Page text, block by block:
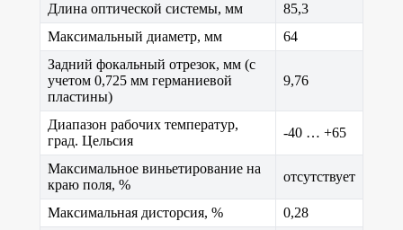
Длина оптической системы, мм
85,3
Максимальный диаметр, мм
64
Задний фокальный отрезок, мм (с
учетом 0,725 мм германиевой
пластины)
9,76
Диапазон рабочих температур,
град. Цельсия
-40 … +65
Максимальное виньетирование на
краю поля, %
отсутствует
Максимальная дисторсия, %
0,28